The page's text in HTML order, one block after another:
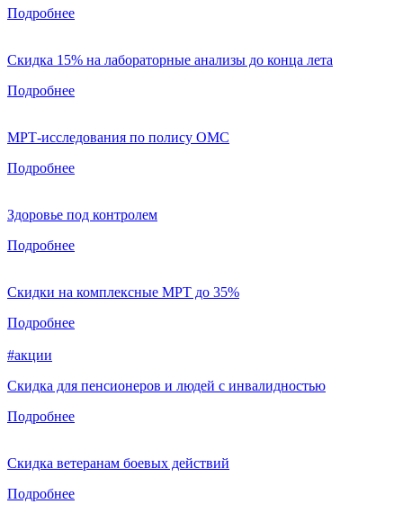
Подробнее
Скидка 15% на лабораторные анализы до конца лета
Подробнее
МРТ-исследования по полису ОМС
Подробнее
Здоровье под контролем
Подробнее
Скидки на комплексные МРТ до 35%
Подробнее
#акции
Скидка для пенсионеров и людей с инвалидностью
Подробнее
Скидка ветеранам боевых действий
Подробнее